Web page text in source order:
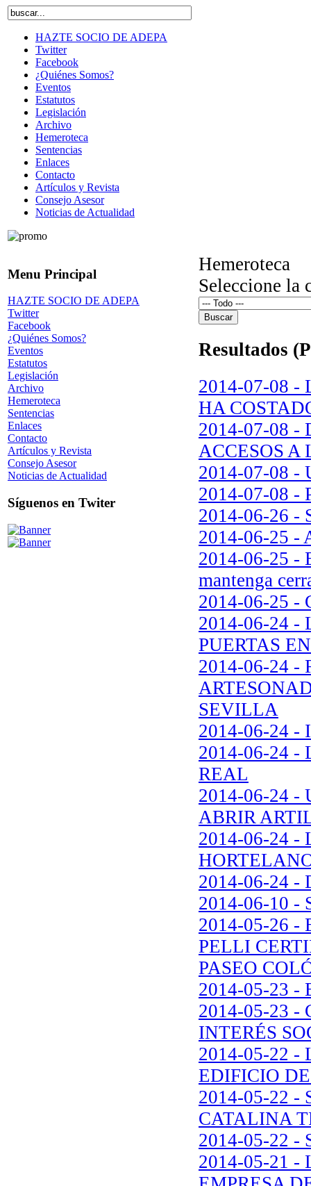
HAZTE SOCIO DE ADEPA
Twitter
Facebook
¿Quiénes Somos?
Eventos
Estatutos
Legislación
Archivo
Hemeroteca
Sentencias
Enlaces
Contacto
Artículos y Revista
Consejo Asesor
Noticias de Actualidad
Menu Principal
HAZTE SOCIO DE ADEPA
Twitter
Facebook
¿Quiénes Somos?
Eventos
Estatutos
Legislación
Archivo
Hemeroteca
Sentencias
Enlaces
Contacto
Artículos y Revista
Consejo Asesor
Noticias de Actualidad
Síguenos en Twiter
Hemeroteca
Seleccione la
Resultados
2014-07-08
HA
2014-07-08 -
ACCESOS A
2014-07-08 -
2014-07-08 -
2014-06-26 -
2014-06-25 -
2014-06-25 -
mantenga
2014-06-25 -
2014-06-24 -
PUERTAS
2014-06-24 -
SEVILLA
2014-06-24 -
2014-06-24 -
REAL
2014-06-24 -
ABRIR
2014-06-24 -
2014-06-24 -
2014-06-10
2014-05-26 -
PELLI
PASEO
2014-05-23 -
2014-05-23 -
INTERÉS
2014-05-22 -
EDIFICIO
2014-05-22 -
CATALINA
2014-05-22 -
2014-05-21 -